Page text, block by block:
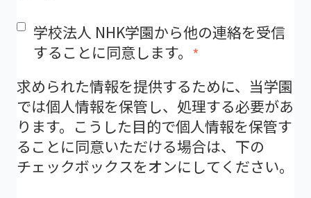
学校法人 NHK学園から他の連絡を受信
することに同意します。 *
求められた情報を提供するために、当学園
では個人情報を保管し、処理する必要があ
ります。こうした目的で個人情報を保管す
ることに同意いただける場合は、下の
チェックボックスをオンにしてください。